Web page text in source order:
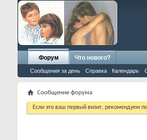
Форум
Сообщения за день Справка Календарь
Что нового?
Сообщение форума
Если это ваш первый визит, рекомендуем